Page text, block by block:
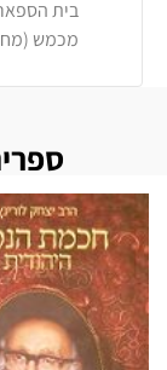
בית
מכמש